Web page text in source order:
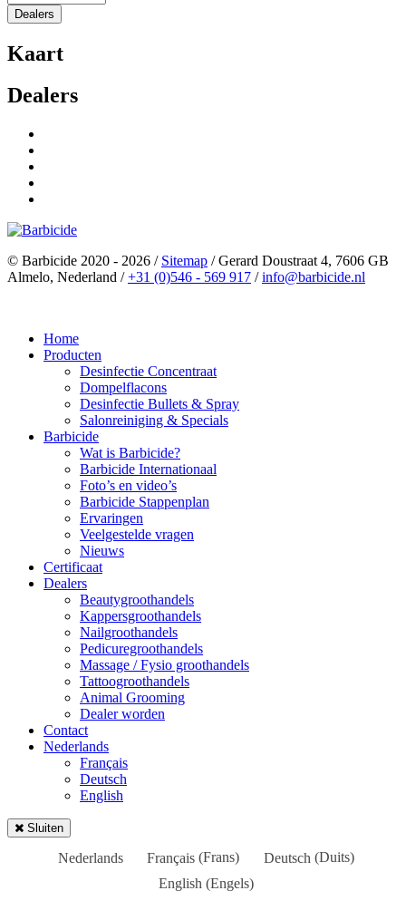
Dealers
Kaart
Dealers
© Barbicide 2020 - 2026 / Sitemap /Gerard Doustraat 4, 7606 GB
Almelo, Nederland / +31 (0)546 - 569 917 / info@barbicide.nl
Home
Producten
Desinfectie Concentraat
Dompelflacons
Desinfectie Bullets & Spray
Salonreiniging & Specials
Barbicide
Wat is Barbicide?
Barbicide Internationaal
Foto’s en video’s
Barbicide Stappenplan
Ervaringen
Veelgestelde vragen
Nieuws
Certificaat
Dealers
Beautygroothandels
Kappersgroothandels
Nailgroothandels
Pedicuregroothandels
Massage / Fysio groothandels
Tattoogroothandels
Animal Grooming
Dealer worden
Contact
Nederlands
Français
Deutsch
English
Sluiten
Nederlands Français (Frans) Deutsch (Duits)
English (Engels)